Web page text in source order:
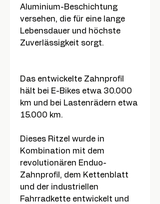
Aluminium-Beschichtung
versehen, die für eine lange
Lebensdauer und höchste
Zuverlässigkeit sorgt.
Das entwickelte Zahnprofil
hält bei E-Bikes etwa 30.000
km und bei Lastenrädern etwa
15.000 km.
Dieses Ritzel wurde in
Kombination mit dem
revolutionären Enduo-
Zahnprofil, dem Kettenblatt
und der industriellen
Fahrradkette entwickelt und